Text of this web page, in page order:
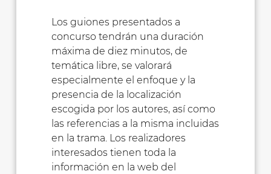
Los guiones presentados a
concurso tendrán una duración
máxima de diez minutos, de
temática libre, se valorará
especialmente el enfoque y la
presencia de la localización
escogida por los autores, así como
las referencias a la misma incluidas
en la trama. Los realizadores
interesados tienen toda la
información en la web del